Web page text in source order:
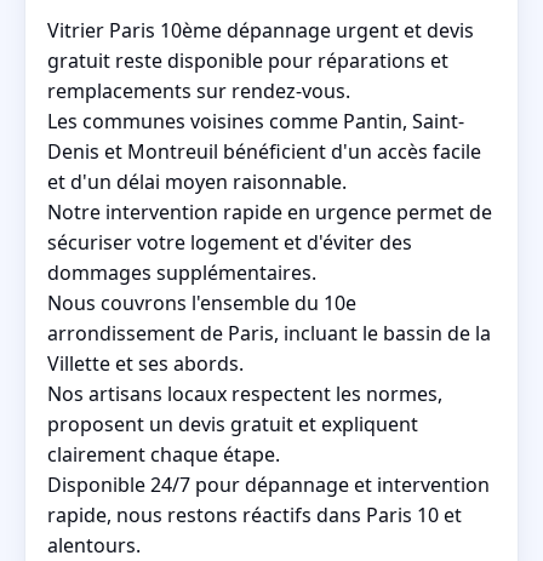
Vitrier Paris 10ème dépannage urgent et devis
gratuit reste disponible pour réparations et
remplacements sur rendez-vous.
Les communes voisines comme Pantin, Saint-
Denis et Montreuil bénéficient d'un accès facile
et d'un délai moyen raisonnable.
Notre intervention rapide en urgence permet de
sécuriser votre logement et d'éviter des
dommages supplémentaires.
Nous couvrons l'ensemble du 10e
arrondissement de Paris, incluant le bassin de la
Villette et ses abords.
Nos artisans locaux respectent les normes,
proposent un devis gratuit et expliquent
clairement chaque étape.
Disponible 24/7 pour dépannage et intervention
rapide, nous restons réactifs dans Paris 10 et
alentours.